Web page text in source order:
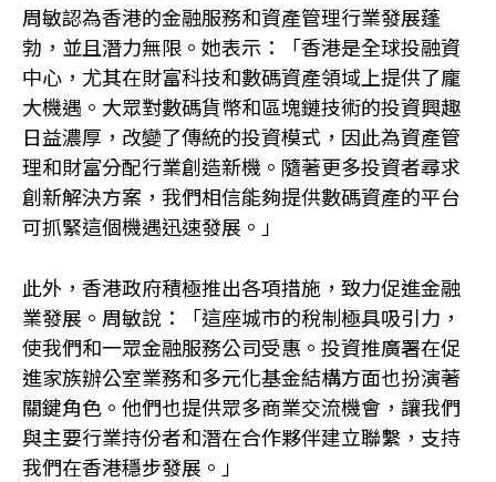
周敏認為香港的金融服務和資產管理行業發展蓬
勃，並且潛力無限。她表示：「香港是全球投融資
中心，尤其在財富科技和數碼資產領域上提供了龐
大機遇。大眾對數碼貨幣和區塊鏈技術的投資興趣
日益濃厚，改變了傳統的投資模式，因此為資產管
理和財富分配行業創造新機。隨著更多投資者尋求
創新解決方案，我們相信能夠提供數碼資產的平台
可抓緊這個機遇迅速發展。」
此外，香港政府積極推出各項措施，致力促進金融
業發展。周敏說：「這座城市的稅制極具吸引力，
使我們和一眾金融服務公司受惠。投資推廣署在促
進家族辦公室業務和多元化基金結構方面也扮演著
關鍵角色。他們也提供眾多商業交流機會，讓我們
與主要行業持份者和潛在合作夥伴建立聯繫，支持
我們在香港穩步發展。」